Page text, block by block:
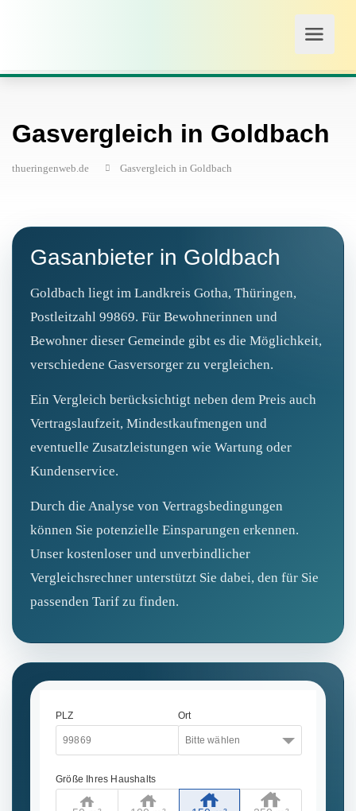
Gasvergleich in Goldbach
thueringenweb.de Gasvergleich in Goldbach
Gasanbieter in Goldbach
Goldbach liegt im Landkreis Gotha, Thüringen,
Postleitzahl 99869. Für Bewohnerinnen und
Bewohner dieser Gemeinde gibt es die Möglichkeit,
verschiedene Gasversorger zu vergleichen.
Ein Vergleich berücksichtigt neben dem Preis auch
Vertragslaufzeit, Mindestkaufmengen und
eventuelle Zusatzleistungen wie Wartung oder
Kundenservice.
Durch die Analyse von Vertragsbedingungen
können Sie potenzielle Einsparungen erkennen.
Unser kostenloser und unverbindlicher
Vergleichsrechner unterstützt Sie dabei, den für Sie
passenden Tarif zu finden.